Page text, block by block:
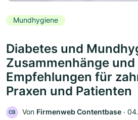
Mundhygiene
Diabetes und
Zusammenhänge und
Empfehlungen für
Praxen und Patienten
CB Von Firmenweb Contentbase ‧